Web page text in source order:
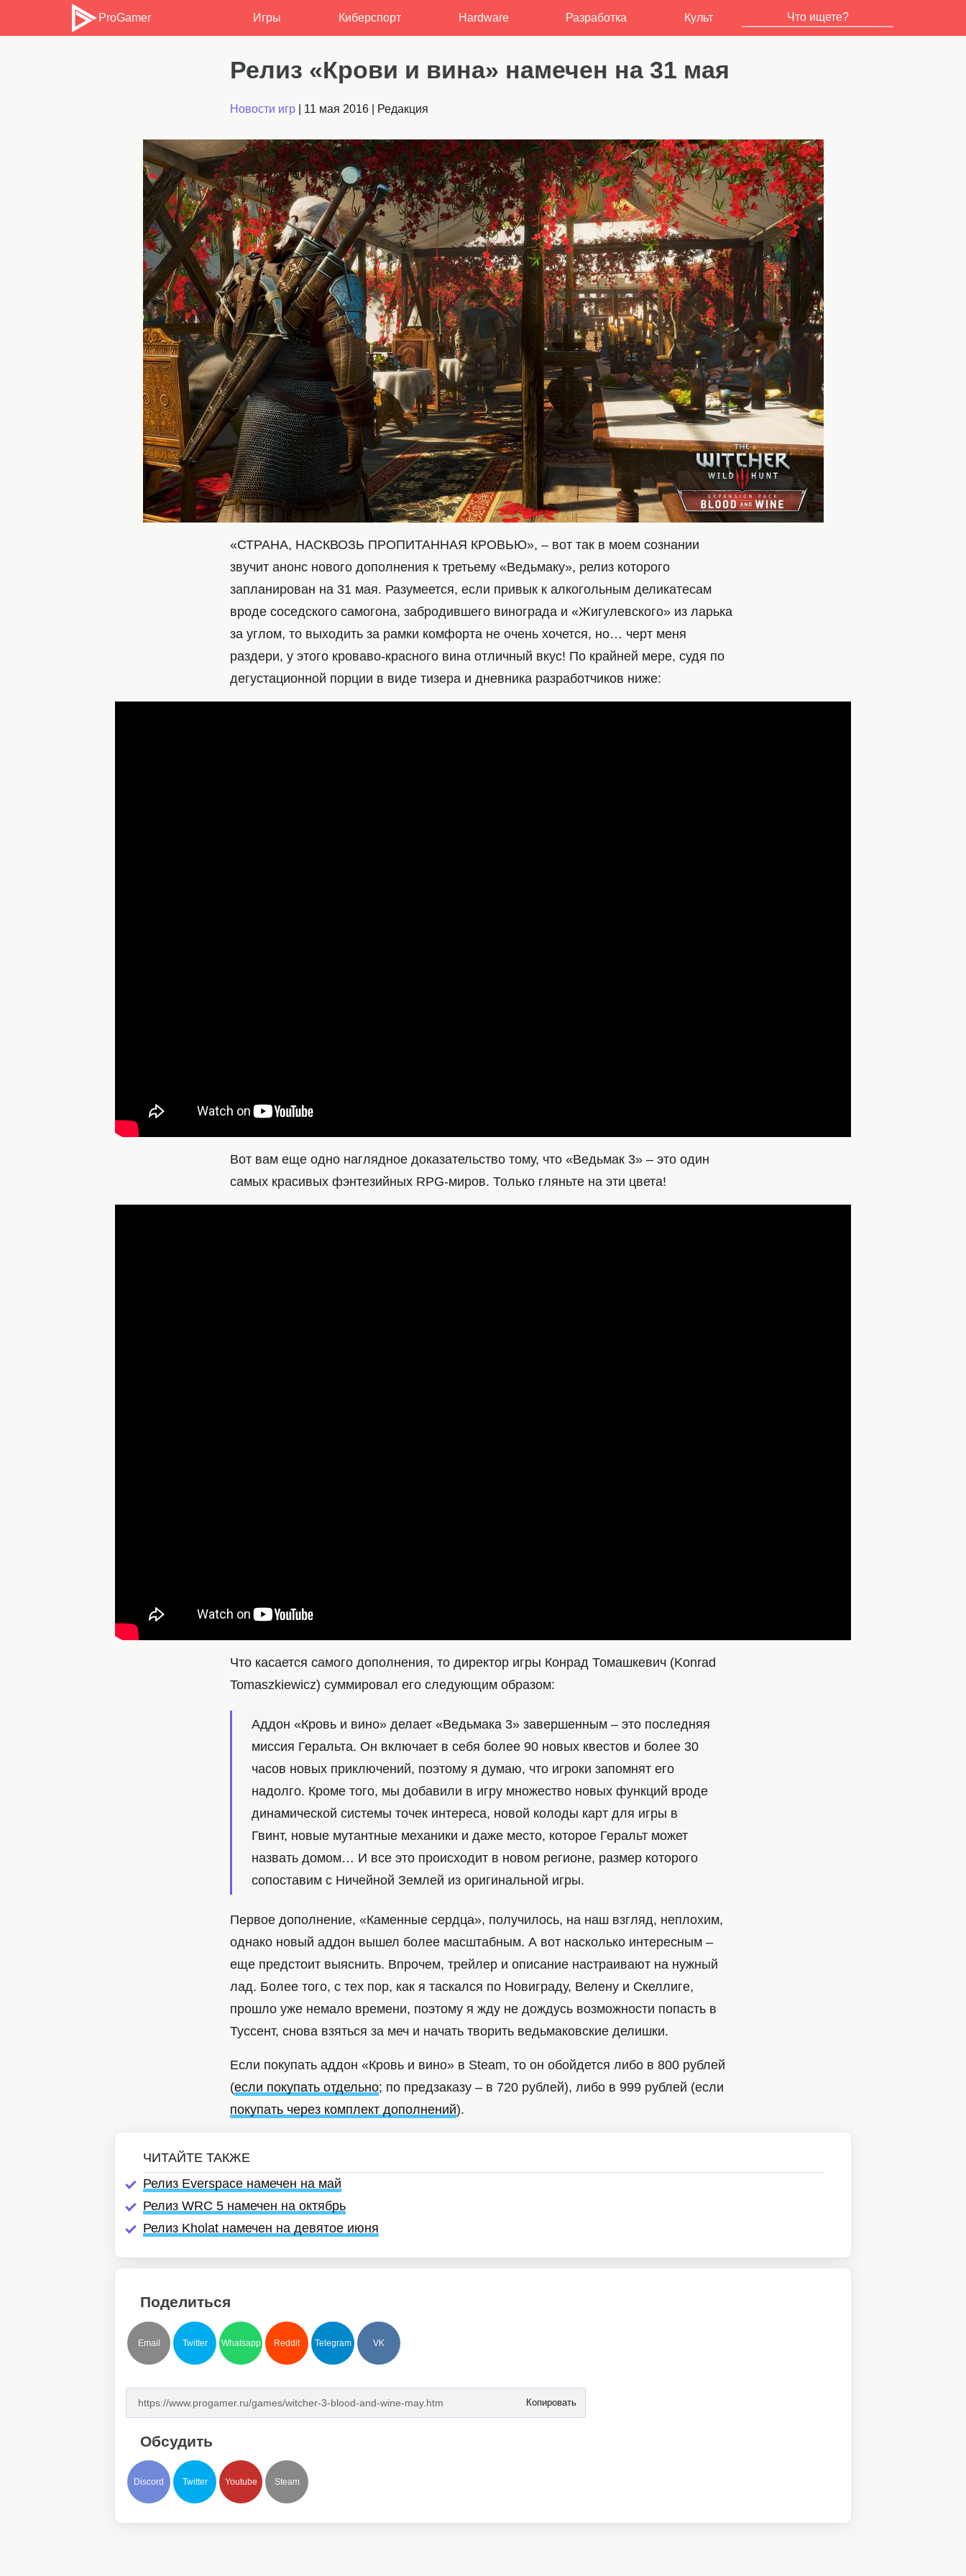
ProGamer Игры Киберспорт Hardware Разработка Культ
Релиз «Крови и вина» намечен на 31 мая
Новости игр 11 мая 2016 Редакция
«СТРАНА, НАСКВОЗЬ ПРОПИТАННАЯ КРОВЬЮ», – вот так в моем сознании
звучит анонс нового дополнения к третьему «Ведьмаку», релиз которого
запланирован на 31 мая. Разумеется, если привык к алкогольным деликатесам
вроде соседского самогона, забродившего винограда и «Жигулевского» из ларька
за углом, то выходить за рамки комфорта не очень хочется, но… черт меня
раздери, у этого кроваво-красного вина отличный вкус! По крайней мере, судя по
дегустационной порции в виде тизера и дневника разработчиков ниже:
Вот вам еще одно наглядное доказательство тому, что «Ведьмак 3» – это один
самых красивых фэнтезийных RPG-миров. Только гляньте на эти цвета!
Что касается самого дополнения, то директор игры Конрад Томашкевич (Konrad
Tomaszkiewicz) суммировал его следующим образом:
Аддон «Кровь и вино» делает «Ведьмака 3» завершенным – это последняя
миссия Геральта. Он включает в себя более 90 новых квестов и более 30
часов новых приключений, поэтому я думаю, что игроки запомнят его
надолго. Кроме того, мы добавили в игру множество новых функций вроде
динамической системы точек интереса, новой колоды карт для игры в
Гвинт, новые мутантные механики и даже место, которое Геральт может
назвать домом… И все это происходит в новом регионе, размер которого
сопоставим с Ничейной Землей из оригинальной игры.
Первое дополнение, «Каменные сердца», получилось, на наш взгляд, неплохим,
однако новый аддон вышел более масштабным. А вот насколько интересным –
еще предстоит выяснить. Впрочем, трейлер и описание настраивают на нужный
лад. Более того, с тех пор, как я таскался по Новиграду, Велену и Скеллиге,
прошло уже немало времени, поэтому я жду не дождусь возможности попасть в
Туссент, снова взяться за меч и начать творить ведьмаковские делишки.
Если покупать аддон «Кровь и вино» в Steam, то он обойдется либо в 800 рублей
(если покупать отдельно; по предзаказу – в 720 рублей), либо в 999 рублей (если
покупать через комплект дополнений).
Релиз Everspace намечен на май
Релиз WRC 5 намечен на октябрь
Релиз Kholat намечен на девятое июня
Поделиться
Email Twitter Whatsapp Reddit Telegram VK
Копировать
Обсудить
Discord Twitter Youtube Steam